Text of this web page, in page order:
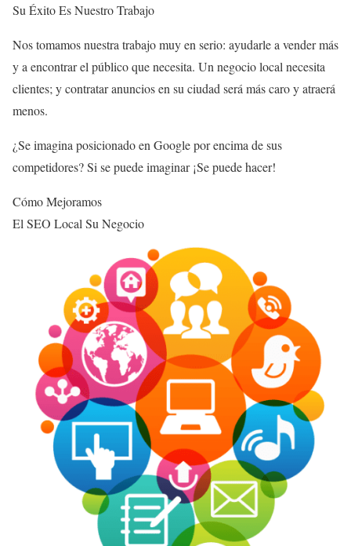
Su Éxito Es Nuestro Trabajo
Nos tomamos nuestra trabajo muy en serio: ayudarle a vender más
y a encontrar el público que necesita. Un negocio local necesita
clientes; y contratar anuncios en su ciudad será más caro y atraerá
menos.
¿Se imagina posicionado en Google por encima de sus
competidores? Si se puede imaginar ¡Se puede hacer!
Cómo Mejoramos
El SEO Local Su Negocio